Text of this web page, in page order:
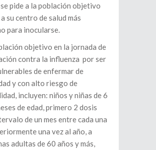
pide a la población objetivo
su centro de salud más
para inocularse.
objetivo en la jornada de
contra la influenza por ser
de enfermar de
y con alto riesgo de
incluyen: niños y niñas de 6
de edad, primero 2 dosis
de un mes entre cada una
una vez al año, a
adultas de 60 años y más,